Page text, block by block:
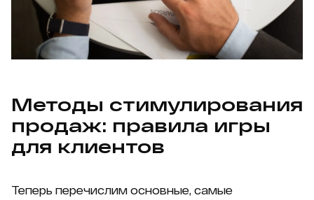
Методы стимулирования
продаж: правила игры
для клиентов
Теперь перечислим основные, самые